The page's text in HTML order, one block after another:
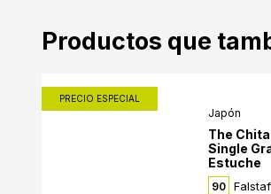
Productos que
PRECIO ESPECIAL
Japón
The
Single
Estuche
90